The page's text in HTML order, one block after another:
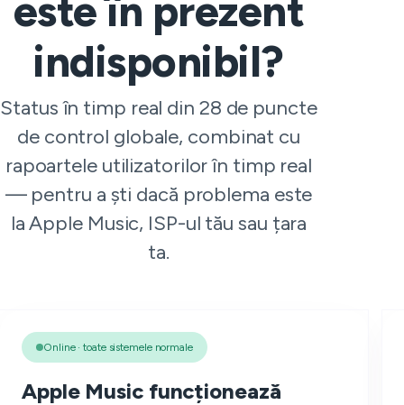
este în prezent
indisponibil?
Status în timp real din 28 de puncte
de control globale, combinat cu
rapoartele utilizatorilor în timp real
— pentru a ști dacă problema este
la Apple Music, ISP-ul tău sau țara
ta.
Online · toate sistemele normale
Apple Music funcționează